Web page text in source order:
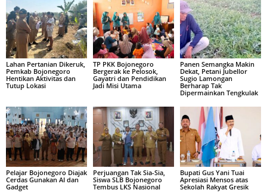
Lahan Pertanian Dikeruk,
Pemkab Bojonegoro
Hentikan Aktivitas dan
Tutup Lokasi
TP PKK Bojonegoro
Bergerak ke Pelosok,
Gayatri dan Pendidikan
Jadi Misi Utama
Panen Semangka Makin
Dekat, Petani Jubellor
Sugio Lamongan
Berharap Tak
Dipermainkan Tengkulak
Pelajar Bojonegoro Diajak
Cerdas Gunakan AI dan
Gadget
Perjuangan Tak Sia-Sia,
Siswa SLB Bojonegoro
Tembus LKS Nasional
Bupati Gus Yani Tuai
Apresiasi Mensos atas
Sekolah Rakyat Gresik